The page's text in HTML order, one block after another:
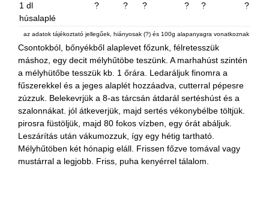
1 dl
húsalaplé
? ? ? ? ? ?
az adatok tájékoztató jellegűek, hiányosak (?) és 100g alapanyagra vonatkoznak
Csontokból, bőnyékből alaplevet főzunk, félretesszük
máshoz, egy decit mélyhűtöbe teszünk. A marhahúst szintén
a mélyhütőbe tesszük kb. 1 őrára. Ledaráljuk finomra a
fűszerekkel és a jeges alaplét hozzáadva, cutterral pépesre
zúzzuk. Belekevrjük a 8-as tárcsán átdarál sertéshúst és a
szalonnákat. jól átkeverjük, majd sertés vékonybélbe töltjük.
pirosra füstöljük, majd 80 fokos vízben, egy órát abáljuk.
Leszárítás után vákumozzuk, így egy hétig tartható.
Mélyhűtöben két hónapig eláll. Frissen főzve tomával vagy
mustárral a legjobb. Friss, puha kenyérrel tálalom.